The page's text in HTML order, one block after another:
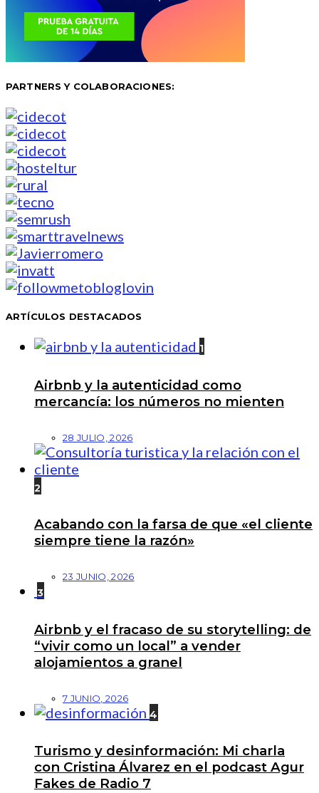
PARTNERS Y COLABORACIONES:
ARTÍCULOS DESTACADOS
1
Airbnb y la autenticidad como
mercancía: los números no mienten
28 JULIO, 2026
2
Acabando con la farsa de que «el cliente
siempre tiene la razón»
23 JUNIO, 2026
3
Airbnb y el fracaso de su storytelling: de
“vivir como un local” a vender
alojamientos a granel
7 JUNIO, 2026
4
Turismo y desinformación: Mi charla
con Cristina Álvarez en el podcast Agur
Fakes de Radio 7